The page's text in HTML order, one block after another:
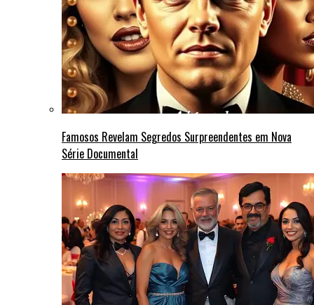
Famosos Revelam Segredos Surpreendentes em Nova
Série Documental